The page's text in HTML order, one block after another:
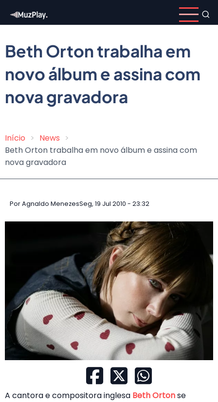
para
conteúdo
principal
Beth Orton trabalha em
novo álbum e assina com
nova gravadora
Trilha
de
navegação
Início
News
Beth Orton trabalha em novo álbum e assina com
nova gravadora
PorAgnaldo MenezesSeg, 19 Jul 2010 - 23:32
A cantora e compositora inglesa Beth Ortonse